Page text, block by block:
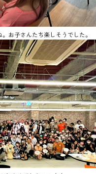
お子さんたち楽しそうでした。